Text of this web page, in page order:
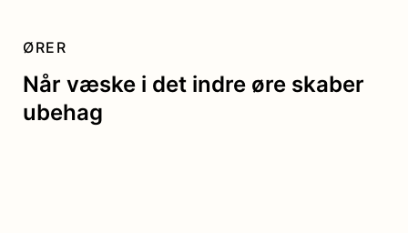
Når væske i det indre øre skaber
ubehag
ØRER